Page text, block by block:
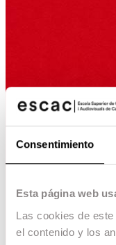
Consentimiento
Esta página web
Las cookies de
el contenido y los